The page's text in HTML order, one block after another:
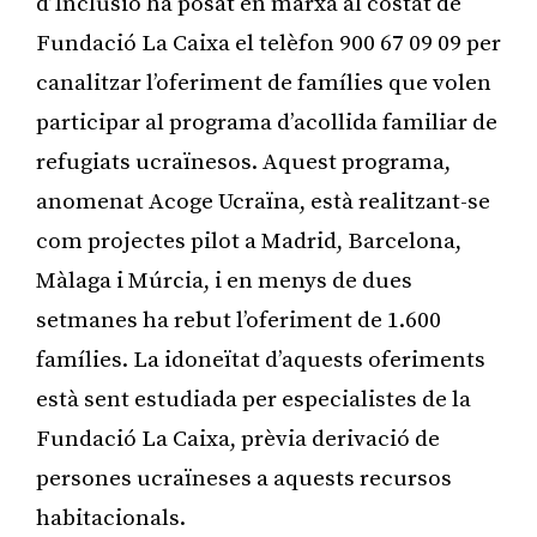
Fundació La Caixa el telèfon 900 67 09 09 per
canalitzar l’oferiment de famílies que volen
participar al programa d’acollida familiar de
refugiats ucraïnesos. Aquest programa,
anomenat Acoge Ucraïna, està realitzant-se
com projectes pilot a Madrid, Barcelona, ​​
Màlaga i Múrcia, i en menys de dues
setmanes ha rebut l’oferiment de 1.600
famílies. La idoneïtat d’aquests oferiments
està sent estudiada per especialistes de la
Fundació La Caixa, prèvia derivació de
persones ucraïneses a aquests recursos
habitacionals.